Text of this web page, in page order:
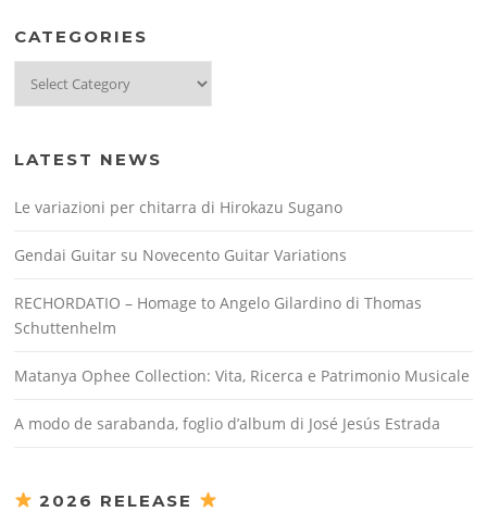
CATEGORIES
LATEST NEWS
Le variazioni per chitarra di Hirokazu Sugano
Gendai Guitar su Novecento Guitar Variations
RECHORDATIO – Homage to Angelo Gilardino di Thomas
Schuttenhelm
Matanya Ophee Collection: Vita, Ricerca e Patrimonio Musicale
A modo de sarabanda, foglio d’album di José Jesús Estrada
2026 RELEASE